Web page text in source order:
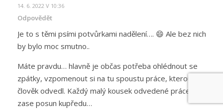
14. 6. 2022 V 10:36
Odpovědět
Je to s těmi psími potvůrkami nadělení…. 😄 Ale bez nich
by bylo moc smutno..
Máte pravdu… hlavně je občas potřeba ohlédnout se
zpátky, vzpomenout si na tu spoustu práce, kterou už
člověk odvedl. Každý malý kousek odvedené práce je
zase posun kupředu…